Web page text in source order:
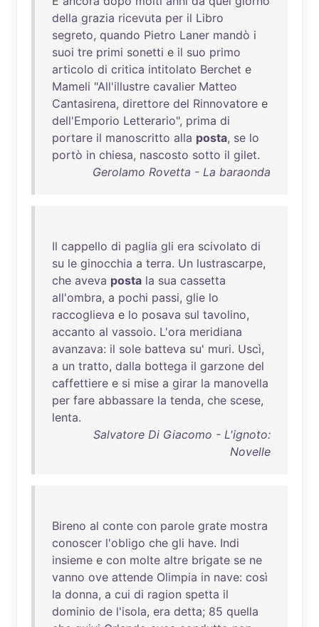
della grazia ricevuta per il Libro
segreto, quando Pietro Laner mandò i
suoi tre primi sonetti e il suo primo
articolo di critica intitolato Berchet e
Mameli "All'illustre cavalier Matteo
Cantasirena, direttore del Rinnovatore e
dell'Emporio Letterario", prima di
portare il manoscritto alla posta, se lo
portò in chiesa, nascosto sotto il gilet.
Gerolamo Rovetta - La baraonda
Il cappello di paglia gli era scivolato di
su le ginocchia a terra. Un lustrascarpe,
che aveva posta la sua cassetta
all'ombra, a pochi passi, glie lo
raccoglieva e lo posava sul tavolino,
accanto al vassoio. L'ora meridiana
avanzava: il sole batteva su' muri. Uscì,
a un tratto, dalla bottega il garzone del
caffettiere e si mise a girar la manovella
per fare abbassare la tenda, che scese,
lenta.
Salvatore Di Giacomo - L'ignoto:
Novelle
Bireno al conte con parole grate mostra
conoscer l'obligo che gli have. Indi
insieme e con molte altre brigate se ne
vanno ove attende Olimpia in nave: così
la donna, a cui di ragion spetta il
dominio de l'isola, era detta; 85 quella